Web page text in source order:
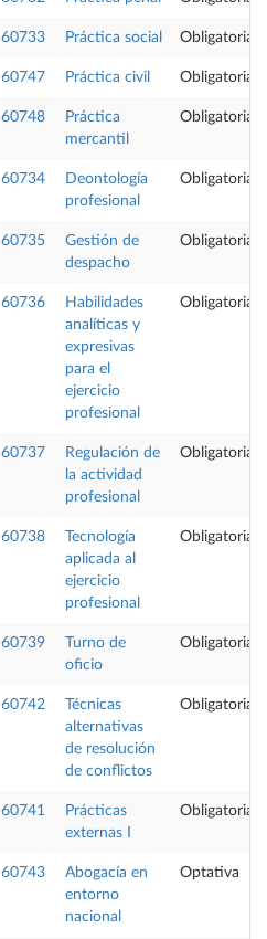
60733 Práctica social Obligatoria
60747 Práctica civil Obligatoria
60748
Práctica
mercantil
Obligatoria
60734
Deontología
profesional
Obligatoria
60735
Gestión de
despacho
Obligatoria
60736
Habilidades
analíticas y
expresivas
para el
ejercicio
profesional
Obligatoria
60737
Regulación de
la actividad
profesional
Obligatoria
60738
Tecnología
aplicada al
ejercicio
profesional
Obligatoria
60739
Turno de
oficio
Obligatoria
60742
Técnicas
alternativas
de resolución
de conflictos
Obligatoria
60741
Prácticas
externas I
Obligatoria
60743
Abogacía en
entorno
nacional
Optativa